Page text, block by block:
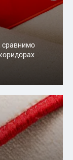
сравнимо